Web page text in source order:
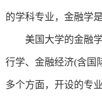
的学科专业，金融学
美国大学的金融学
行学、金融经济(含国
多个方面，开设的专